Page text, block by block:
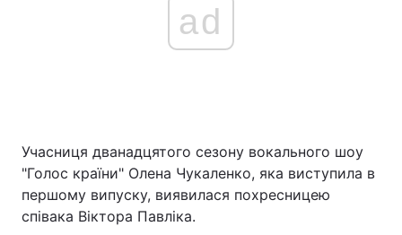
ad
Учасниця дванадцятого сезону вокального шоу
"Голос країни" Олена Чукаленко, яка виступила в
першому випуску, виявилася похресницею
співака Віктора Павліка.